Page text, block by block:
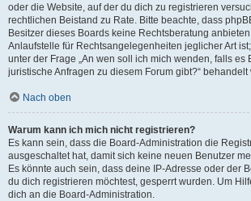
oder die Website, auf der du dich zu registrieren
rechtlichen Beistand zu Rate. Bitte beachte, dass
Besitzer dieses Boards keine Rechtsberatung
Anlaufstelle für Rechtsangelegenheiten jeglicher Art
unter der Frage „An wen soll ich mich wenden, falls es
juristische Anfragen zu diesem Forum gibt?“ behandelt
Nach oben
Warum kann ich mich nicht registrieren?
Es kann sein, dass die Board-Administration die
ausgeschaltet hat, damit sich keine neuen Benutzer
Es könnte auch sein, dass deine IP-Adresse oder der
du dich registrieren möchtest, gesperrt wurden. Um
dich an die Board-Administration.